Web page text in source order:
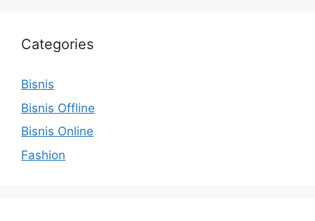
Categories
Bisnis
Bisnis Offline
Bisnis Online
Fashion